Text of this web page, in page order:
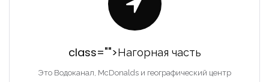
class="">Нагорная часть
Это Водоканал, McDonalds и географический центр